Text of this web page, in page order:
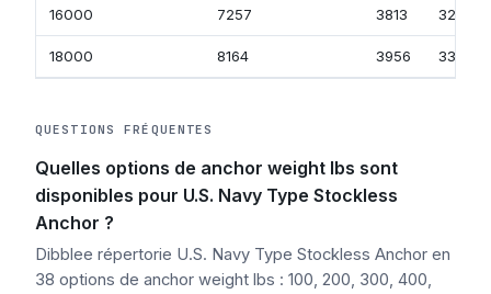
16000 7257 3813 3202
18000 8164 3956 3320
QUESTIONS FRÉQUENTES
Quelles options de anchor weight lbs sont
disponibles pour U.S. Navy Type Stockless
Anchor ?
Dibblee répertorie U.S. Navy Type Stockless Anchor en
38 options de anchor weight lbs : 100, 200, 300, 400,